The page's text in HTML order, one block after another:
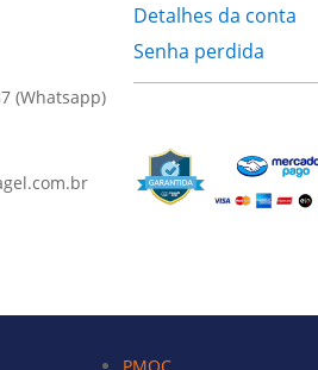
(Whatsapp)
Detalhes da conta
Senha perdida
PMOC